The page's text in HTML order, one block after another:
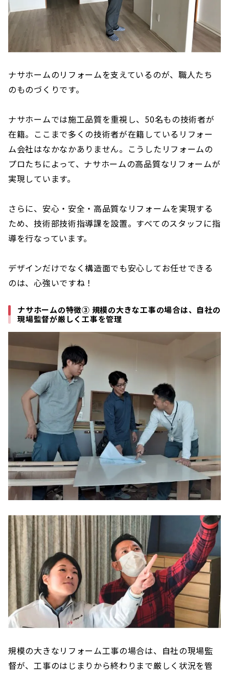
ナサホームのリフォームを支えているのが、職人たち
のものづくりです。
ナサホームでは施工品質を重視し、50名もの技術者が
在籍。ここまで多くの技術者が在籍しているリフォー
ム会社はなかなかありません。こうしたリフォームの
プロたちによって、ナサホームの高品質なリフォームが
実現しています。
さらに、安心・安全・高品質なリフォームを実現する
ため、技術部技術指導課を設置。すべてのスタッフに指
導を行なっています。
デザインだけでなく構造面でも安心してお任せできる
のは、心強いですね！
ナサホームの特徴③ 規模の大きな工事の場合は、自社の
現場監督が厳しく工事を管理
規模の大きなリフォーム工事の場合は、自社の現場監
督が、工事のはじまりから終わりまで厳しく状況を管